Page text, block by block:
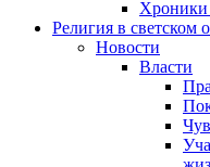
Хроники
Религия в светском
Новости
Власти